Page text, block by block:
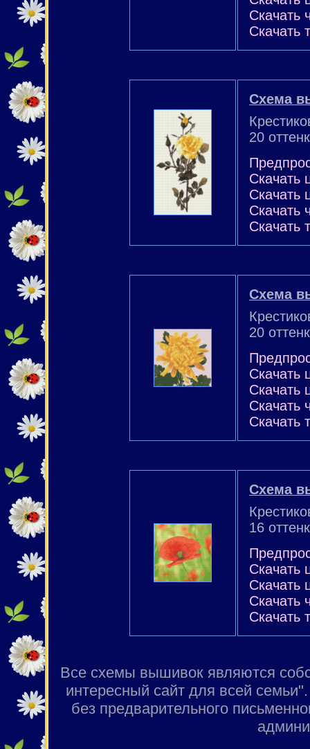
Скачать
Скачать
Схема
20
Скачать
Скачать
Скачать
Скачать
Схема
20
Скачать
Скачать
Скачать
Скачать
Схема
16
Скачать
Скачать
Скачать
Скачать
Все схемы вышивок являются
интересный сайт для всей
без предварительного